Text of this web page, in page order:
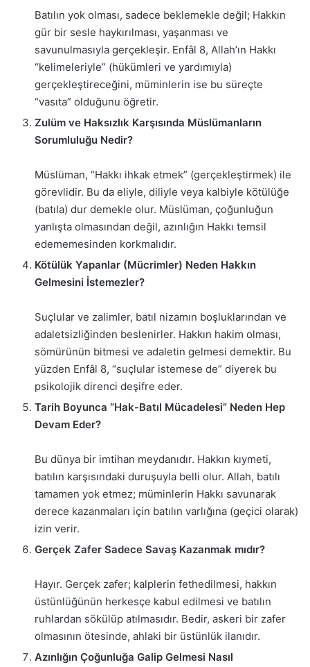
Batılın yok olması, sadece beklemekle değil; Hakkın
gür bir sesle haykırılması, yaşanması ve
savunulmasıyla gerçekleşir. Enfâl 8, Allah’ın Hakkı
“kelimeleriyle” (hükümleri ve yardımıyla)
gerçekleştireceğini, müminlerin ise bu süreçte
“vasıta” olduğunu öğretir.
Zulüm ve Haksızlık Karşısında Müslümanların
Sorumluluğu Nedir?
Müslüman, “Hakkı ihkak etmek” (gerçekleştirmek) ile
görevlidir. Bu da eliyle, diliyle veya kalbiyle kötülüğe
(batıla) dur demekle olur. Müslüman, çoğunluğun
yanlışta olmasından değil, azınlığın Hakkı temsil
edememesinden korkmalıdır.
Kötülük Yapanlar (Mücrimler) Neden Hakkın
Gelmesini İstemezler?
Suçlular ve zalimler, batıl nizamın boşluklarından ve
adaletsizliğinden beslenirler. Hakkın hakim olması,
sömürünün bitmesi ve adaletin gelmesi demektir. Bu
yüzden Enfâl 8, “suçlular istemese de” diyerek bu
psikolojik direnci deşifre eder.
Tarih Boyunca “Hak-Batıl Mücadelesi” Neden Hep
Devam Eder?
Bu dünya bir imtihan meydanıdır. Hakkın kıymeti,
batılın karşısındaki duruşuyla belli olur. Allah, batılı
tamamen yok etmez; müminlerin Hakkı savunarak
derece kazanmaları için batılın varlığına (geçici olarak)
izin verir.
Gerçek Zafer Sadece Savaş Kazanmak mıdır?
Hayır. Gerçek zafer; kalplerin fethedilmesi, hakkın
üstünlüğünün herkesçe kabul edilmesi ve batılın
ruhlardan sökülüp atılmasıdır. Bedir, askeri bir zafer
olmasının ötesinde, ahlaki bir üstünlük ilanıdır.
Azınlığın Çoğunluğa Galip Gelmesi Nasıl